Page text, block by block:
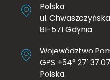
Polska
ul. Chwaszczyńska
81-571 Gdynia
Województwo
GPS +54° 27'
Polska